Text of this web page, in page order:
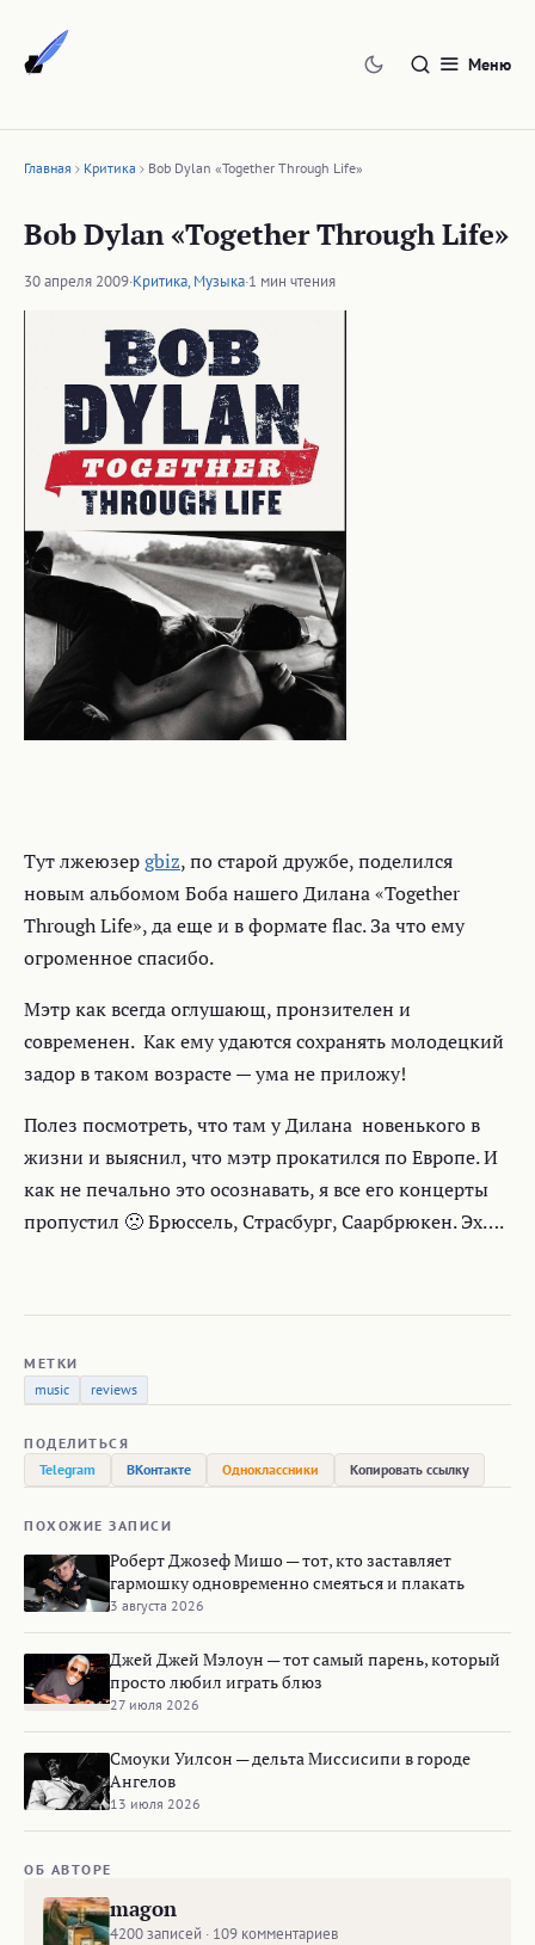
содержимому
Меню
Главная Критика Bob Dylan «Together Through Life»
Bob Dylan «Together Through Life»
30 апреля 2009·Критика, Музыка·1 мин чтения
Тут лжеюзерgbiz, по старой дружбе, поделился
новым альбомом Боба нашего Дилана «Together
Through Life», да еще и в формате flac. За что ему
огроменное спасибо.
Мэтр как всегда оглушающ, пронзителен и
современен. Как ему удаются сохранять молодецкий
задор в таком возрасте — ума не приложу!
Полез посмотреть, что там у Дилана новенького в
жизни и выяснил, что мэтр прокатился по Европе. И
как не печально это осознавать, я все его концерты
пропустил 🙁 Брюссель, Страсбург, Саарбрюкен. Эх….
МЕТКИ
music
reviews
ПОДЕЛИТЬСЯ
Telegram
ВКонтакте Одноклассники Копировать ссылку
ПОХОЖИЕ ЗАПИСИ
Роберт Джозеф Мишо — тот, кто заставляет
гармошку одновременно смеяться и плакать
3 августа 2026
Джей Джей Мэлоун — тот самый парень, который
просто любил играть блюз
27 июля 2026
Смоуки Уилсон — дельта Миссисипи в городе
Ангелов
13 июля 2026
ОБ АВТОРЕ
magon
4200 записей · 109 комментариев